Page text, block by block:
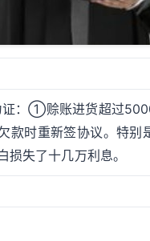
证：①赊账进货超过
时重新签协议。特别
失了十几万利息。